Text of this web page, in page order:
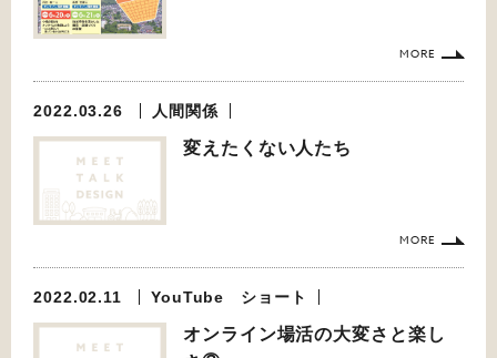
MORE
2022.03.26 人間関係
変えたくない人たち
MORE
2022.02.11 YouTube ショート
オンライン場活の大変さと楽し